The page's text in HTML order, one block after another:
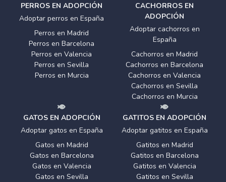
PERROS EN ADOPCIÓN
Adoptar perros en España
Perros en Madrid
Perros en Barcelona
Perros en Valencia
Perros en Sevilla
Perros en Murcia
CACHORROS EN
ADOPCIÓN
Adoptar cachorros en
España
Cachorros en Madrid
Cachorros en Barcelona
Cachorros en Valencia
Cachorros en Sevilla
Cachorros en Murcia
GATOS EN ADOPCIÓN
Adoptar gatos en España
Gatos en Madrid
Gatos en Barcelona
Gatos en Valencia
Gatos en Sevilla
GATITOS EN ADOPCIÓN
Adoptar gatitos en España
Gatitos en Madrid
Gatitos en Barcelona
Gatitos en Valencia
Gatitos en Sevilla